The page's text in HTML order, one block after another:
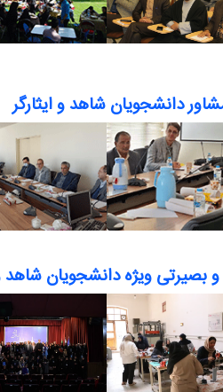
دانشجویان شاهد و ایثارگر
بصیرتی ویژه دانشجویان شاهد و